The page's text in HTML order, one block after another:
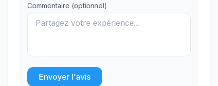
Commentaire (optionnel)
Envoyer l'avis